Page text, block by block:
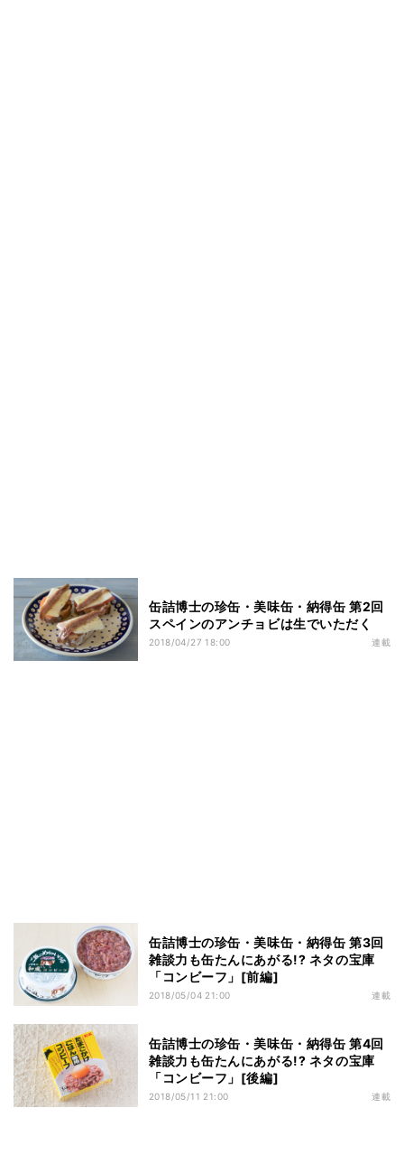
缶詰博士の珍缶・美味缶・納得缶 第2回
スペインのアンチョビは生でいただく
2018/04/27 18:00 連載
缶詰博士の珍缶・美味缶・納得缶 第3回
雑談力も缶たんにあがる!? ネタの宝庫
「コンビーフ」[前編]
2018/05/04 21:00 連載
缶詰博士の珍缶・美味缶・納得缶 第4回
雑談力も缶たんにあがる!? ネタの宝庫
「コンビーフ」[後編]
2018/05/11 21:00 連載